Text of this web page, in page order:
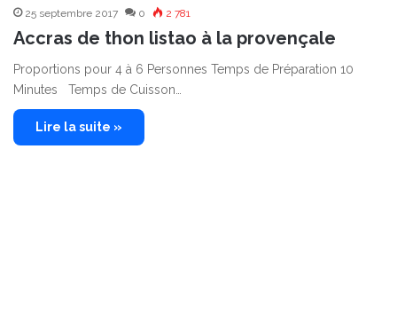
25 septembre 2017 0 2 781
Accras de thon listao à la provençale
Proportions pour 4 à 6 Personnes Temps de Préparation 10
Minutes Temps de Cuisson…
Lire la suite »